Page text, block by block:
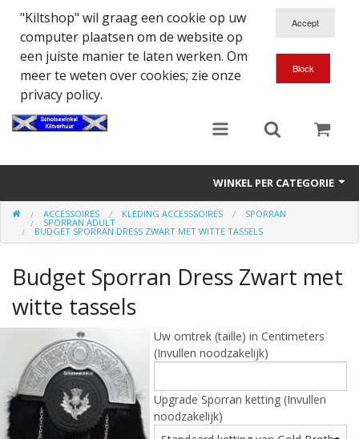
"Kiltshop" wil graag een cookie op uw
computer plaatsen om de website op
een juiste manier te laten werken. Om
meer te weten over cookies; zie onze
privacy policy.
WINKEL PER CATEGORIE
Accessoires
Eten en Drinken
Kilt - Kleding
Highland Titles
Verhuur
AFGEPRIJST - UITVERKOOP
ACCESSOIRES KLEDING ACCESSSOIRES SPORRAN
SPORRAN ADULT
BUDGET SPORRAN DRESS ZWART MET WITTE TASSELS
Budget Sporran Dress Zwart met
witte tassels
Uw omtrek (taille) in Centimeters
(Invullen noodzakelijk)
Upgrade Sporran ketting (Invullen
noodzakelijk)